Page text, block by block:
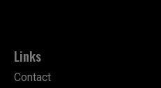
Links
Contact